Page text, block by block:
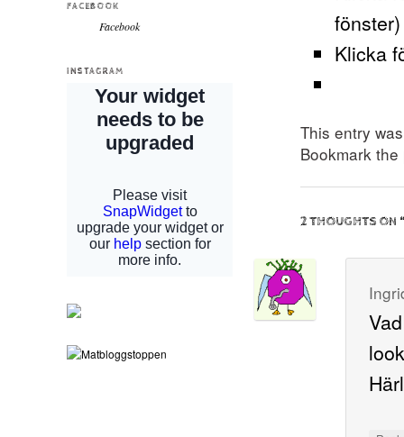
fönster)
Klicka
This entry
Bookmark the
2 THOUGHTS ON
FACEBOOK
Facebook
INSTAGRAM